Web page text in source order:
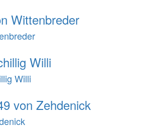
Wittenbreder
Willi
Willi
von Zehdenick